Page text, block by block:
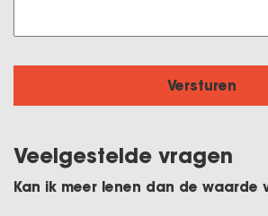
Veelgestelde vragen
Kan ik meer lenen dan de waarde